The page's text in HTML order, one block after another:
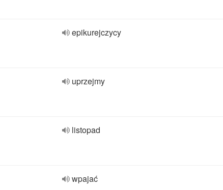
epikurejczycy
uprzejmy
listopad
wpajać